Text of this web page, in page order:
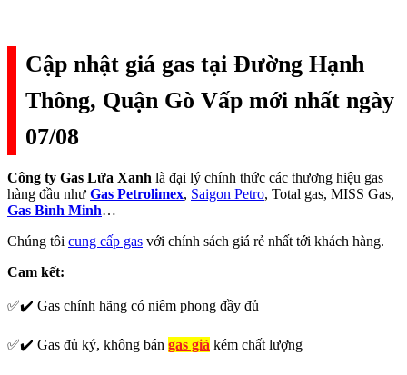
Cập nhật giá gas tại Đường Hạnh
Thông, Quận Gò Vấp mới nhất ngày
07/08
Công ty Gas Lửa Xanh là đại lý chính thức các thương hiệu gas
hàng đầu như Gas Petrolimex, Saigon Petro, Total gas, MISS Gas,
Gas Bình Minh…
Chúng tôi cung cấp gas với chính sách giá rẻ nhất tới khách hàng.
Cam kết:
✅✔️ Gas chính hãng có niêm phong đầy đủ
✅✔️ Gas đủ ký, không bán gas giả kém chất lượng